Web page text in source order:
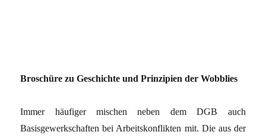
Broschüre zu Geschichte und Prinzipien der Wobblies
Immer häufiger mischen neben dem DGB auch
Basisgewerkschaften bei Arbeitskonflikten mit. Die aus der